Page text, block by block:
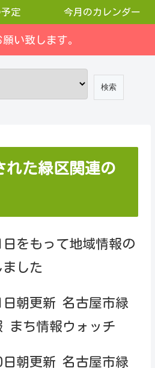
定 今月のカレンダー
い致します。
れた緑区関連の
日をもって地域情報の
した
日朝更新 名古屋市緑
まち情報ウォッチ
日朝更新 名古屋市緑